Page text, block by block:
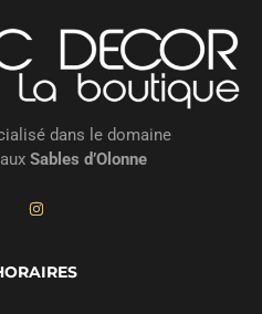
dans le domaine
aux Sables d’Olonne